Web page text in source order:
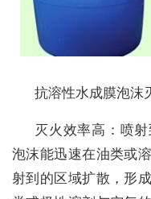
抗溶性水成膜泡沫
灭火效率高：喷
泡沫能迅速在油类或
射到的区域扩散，形